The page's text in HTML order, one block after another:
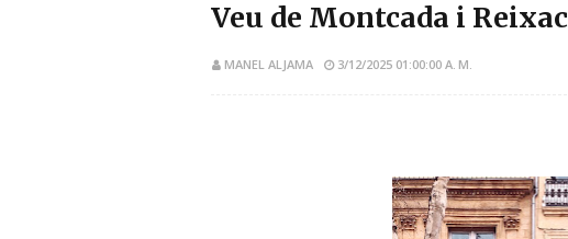
Veu de Montcada i Reixac
MANEL ALJAMA 3/12/2025 01:00:00 A. M.